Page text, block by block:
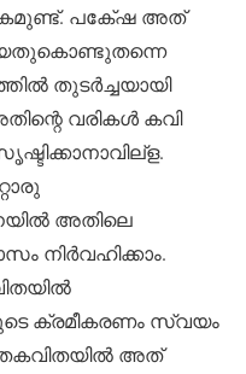
പകേ്ഷ അത്
തുടര്‍ച്ചയായി
വരികള്‍ കവി
അതിലെ
നിര്‍വഹിക്കാം.
ക്രമീകരണം സ്വയം
അത്